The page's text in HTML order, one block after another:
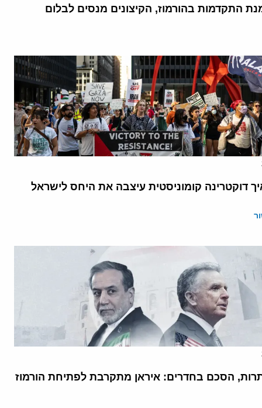
התקדמות בהורמוז, הקיצונים מנסים לבלום
דוקטרינה קומוניסטית עיצבה את היחס לישראל
הסכם בחדרים: איראן מתקרבת לפתיחת הורמוז